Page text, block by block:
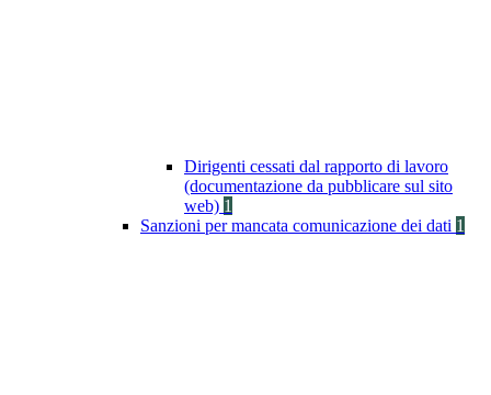
Dirigenti cessati dal rapporto di lavoro
(documentazione da pubblicare sul sito
web) 1
Sanzioni per mancata comunicazione dei dati 1